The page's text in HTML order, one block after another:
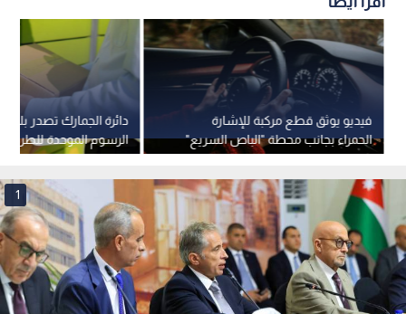
دائرة الجمارك تصدر بلاغا
الرسوم الموحدة للطرود
فيديو يوثق قطع مركبة للإشارة
الحمراء بجانب محطة "الباص السريع"
في وسط البلد
1